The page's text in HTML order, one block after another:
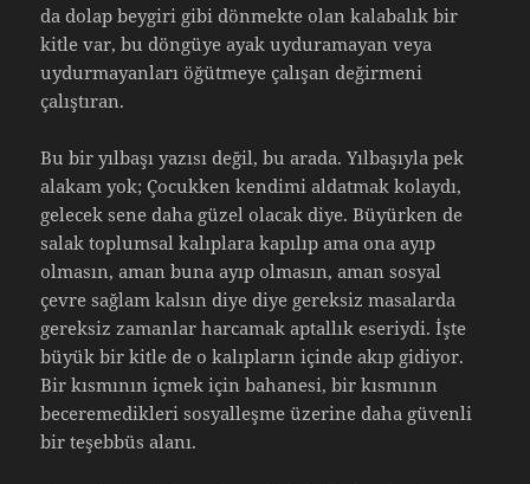
da dolap beygiri gibi dönmekte olan kalabalık bir
kitle var, bu döngüye ayak uyduramayan veya
uydurmayanları öğütmeye çalışan değirmeni
çalıştıran.
Bu bir yılbaşı yazısı değil, bu arada. Yılbaşıyla pek
alakam yok; Çocukken kendimi aldatmak kolaydı,
gelecek sene daha güzel olacak diye. Büyürken de
salak toplumsal kalıplara kapılıp ama ona ayıp
olmasın, aman buna ayıp olmasın, aman sosyal
çevre sağlam kalsın diye diye gereksiz masalarda
gereksiz zamanlar harcamak aptallık eseriydi. İşte
büyük bir kitle de o kalıpların içinde akıp gidiyor.
Bir kısmının içmek için bahanesi, bir kısmının
beceremedikleri sosyalleşme üzerine daha güvenli
bir teşebbüs alanı.